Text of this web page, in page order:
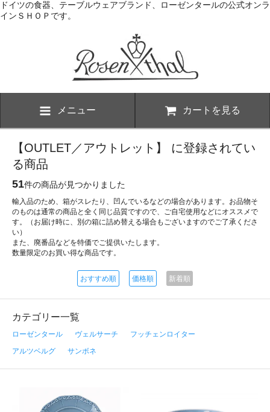
ドイツの食器、テーブルウェアブランド、ローゼンタールの公式オンラ
インＳＨＯＰです。
メニュー カートを見る
【OUTLET／アウトレット】 に登録されてい
る商品
51件の商品が見つかりました
輸入品のため、箱がスレたり、凹んでいるなどの場合があります。お品物そ
のものは通常の商品と全く同じ品質ですので、ご自宅使用などにオススメで
す。（お届け時に、別の箱に詰め替える場合もございますのでご了承くださ
い）
また、廃番品などを特価でご提供いたします。
数量限定のお買い得な商品です。
おすすめ順 価格順 新着順
カテゴリー一覧
ローゼンタール ヴェルサーチ
フッチェンロイター
アルツベルグ
サンボネ